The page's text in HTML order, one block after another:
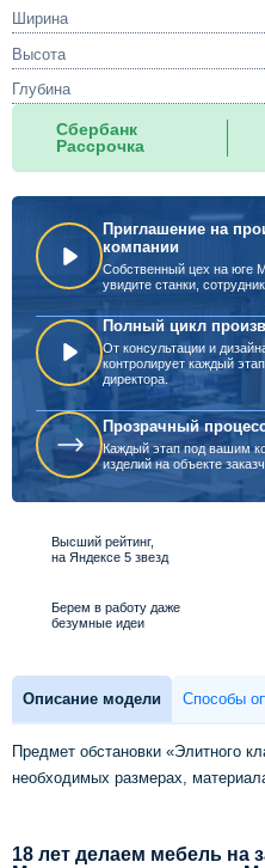
Ширина
Высота
Глубина
Сбербанк
Рассрочка
Приглашение на
компании
Собственный цех на юге
увидите станки,
Полный цикл
От консультации и
контролирует каждый
директора.
Прозрачный
Каждый этап под вашим
изделий на объекте
Высший рейтинг,
на Яндексе 5 звезд
Берем в работу даже
безумные идеи
Описание модели
Предмет обстановки «Элитного
необходимых размерах,
18 лет делаем мебель на